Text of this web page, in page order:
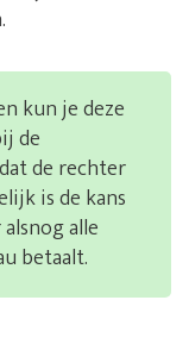
kun je deze
de
de rechter
is de kans
alle
betaalt.